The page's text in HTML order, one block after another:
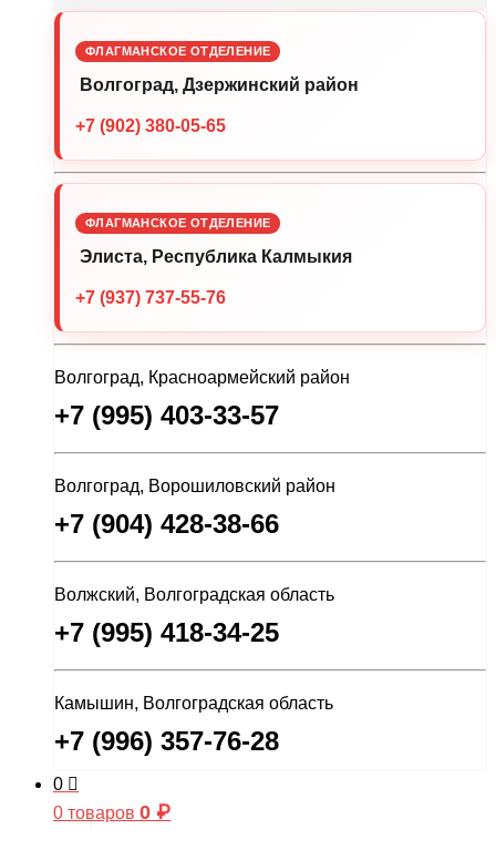
ФЛАГМАНСКОЕ ОТДЕЛЕНИЕ
Волгоград, Дзержинский район
+7 (902) 380-05-65
ФЛАГМАНСКОЕ ОТДЕЛЕНИЕ
Элиста, Республика Калмыкия
+7 (937) 737-55-76
Волгоград, Красноармейский район
+7 (995) 403-33-57
Волгоград, Ворошиловский район
+7 (904) 428-38-66
Волжский, Волгоградская область
+7 (995) 418-34-25
Камышин, Волгоградская область
+7 (996) 357-76-28
0
0 товаров 0 ₽